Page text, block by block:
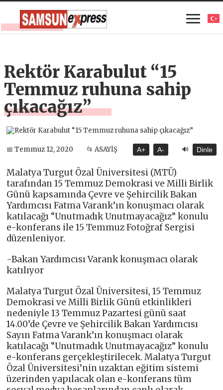
Rektör Karabulut “15
Temmuz ruhuna sahip
çıkacağız”
📅 Temmuz 12, 2020 📂 ASAYİŞ A+ A- 🔊 Dinle
Malatya Turgut Özal Üniversitesi (MTÜ)
tarafından 15 Temmuz Demokrasi ve Milli Birlik
Günü kapsamında Çevre ve Şehircilik Bakan
Yardımcısı Fatma Varank’ın konuşmacı olarak
katılacağı “Unutmadık Unutmayacağız” konulu
e-konferans ile 15 Temmuz Fotoğraf Sergisi
düzenleniyor.
-Bakan Yardımcısı Varank konuşmacı olarak
katılıyor
Malatya Turgut Özal Üniversitesi, 15 Temmuz
Demokrasi ve Milli Birlik Günü etkinlikleri
nedeniyle 13 Temmuz Pazartesi günü saat
14.00’de Çevre ve Şehircilik Bakan Yardımcısı
Sayın Fatma Varank’ın konuşmacı olarak
katılacağı “Unutmadık Unutmayacağız” konulu
e-konferans gerçekleştirilecek. Malatya Turgut
Özal Üniversitesi’nin uzaktan eğitim sistemi
üzerinden yapılacak olan e-konferans tüm